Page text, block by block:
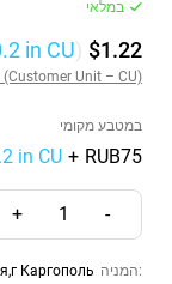
במלאי
$1.22
in CU)
על המערכת הפנימית של יחידות הלקוחות (Customer Unit – CU)
במטבע מקומי
RUB75
+
in CU
-
1
+
המניה:
Каргополь